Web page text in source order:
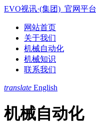
EVO视讯·(集团)_官网平台
网站首页
关于我们
机械自动化
机械知识
联系我们
translate English
机械自动化